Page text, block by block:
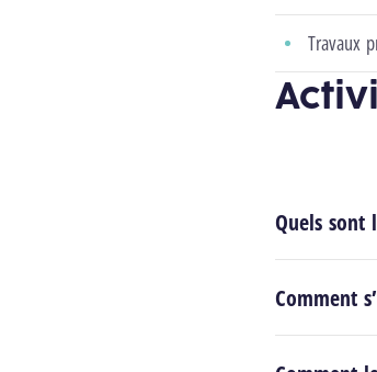
Travaux
Quels sont
Comment